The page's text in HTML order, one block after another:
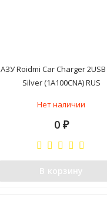
АЗУ Roidmi Car Charger 2USB
Silver (1A100CNA) RUS
Нет наличии
0 ₽
В корзину